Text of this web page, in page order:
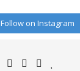
Follow on Instagram